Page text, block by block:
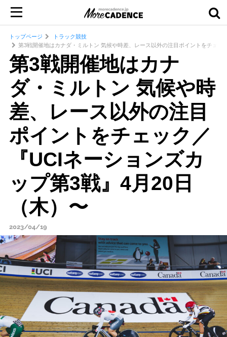
トップページ
トラック競技
第3戦開催地はカナダ・ミルトン 気候や時差、レース以外の注目ポイントをチェ
第3戦開催地はカナ
ダ・ミルトン 気候や時
差、レース以外の注目
ポイントをチェック／
『UCIネーションズカ
ップ第3戦』4月20日
（木）〜
2023/04/19